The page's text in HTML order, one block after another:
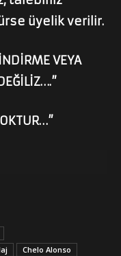
üyelik verilir.
VEYA
Chelo Alonso